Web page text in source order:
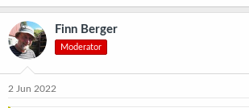
innholdet i henhold til mengdebegrepene i
Norbrygg. Kanskje er mange såpass lite
disse stoffene at de ikke kjenner dem hvis det
kraftig dosert (Noen er antakelig mer eller
25% skal visstnok være genetisk disponert for å
men jeg veit ikke om de nødvendigvis er totalt
a
k
s
j
o
e
Finn Berger
Moderator
2 Jun 2022